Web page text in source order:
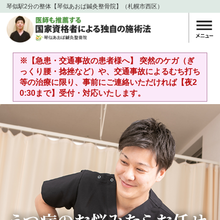
琴似駅2分の整体【琴似あおば鍼灸整骨院】（札幌市西区）
※【急患・交通事故の患者様へ】 突然のケガ（ぎ
っくり腰・捻挫など）や、交通事故によるむち打ち
等の治療に限り、事前にご連絡いただければ【夜2
0:30まで】受付・対応いたします。